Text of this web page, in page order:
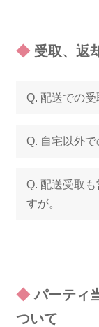
◆ 受取、返
Q. 配送での受
Q. 自宅以外
Q. 配送受取
すが。
◆ パーティ
ついて